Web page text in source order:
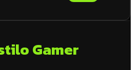
Gamer